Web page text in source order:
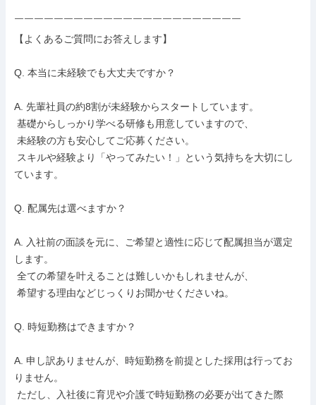
￣￣￣￣￣￣￣￣￣￣￣￣￣￣￣￣￣￣￣￣￣￣￣
【よくあるご質問にお答えします】
Q. 本当に未経験でも大丈夫ですか？
A. 先輩社員の約8割が未経験からスタートしています。
ています。
Q. 配属先は選べますか？
A. 入社前の面談を元に、ご希望と適性に応じて配属担当が選定
します。
Q. 時短勤務はできますか？
A. 申し訳ありませんが、時短勤務を前提とした採用は行ってお
りません。